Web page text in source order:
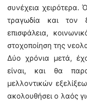
συνέχεια χειρότερα.
τραγωδία και τον
επισφάλεια,
στοχοποίηση της
Δύο χρόνια μετά,
είναι, και θα
μελλοντικών
ακολουθήσει ο λαός